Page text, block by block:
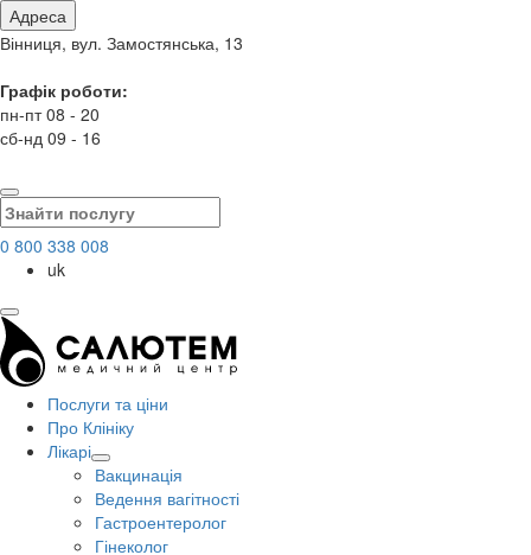
Адреса
Вінниця, вул. Замостянська, 13
Графік роботи:
пн-пт 08 - 20
сб-нд 09 - 16
0 800 338 008
uk
Послуги та ціни
Про Клініку
Лікарі
Вакцинація
Ведення вагітності
Гастроентеролог
Гінеколог